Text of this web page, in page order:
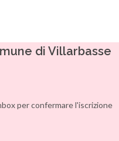
di Villarbasse
per confermare l'iscrizione